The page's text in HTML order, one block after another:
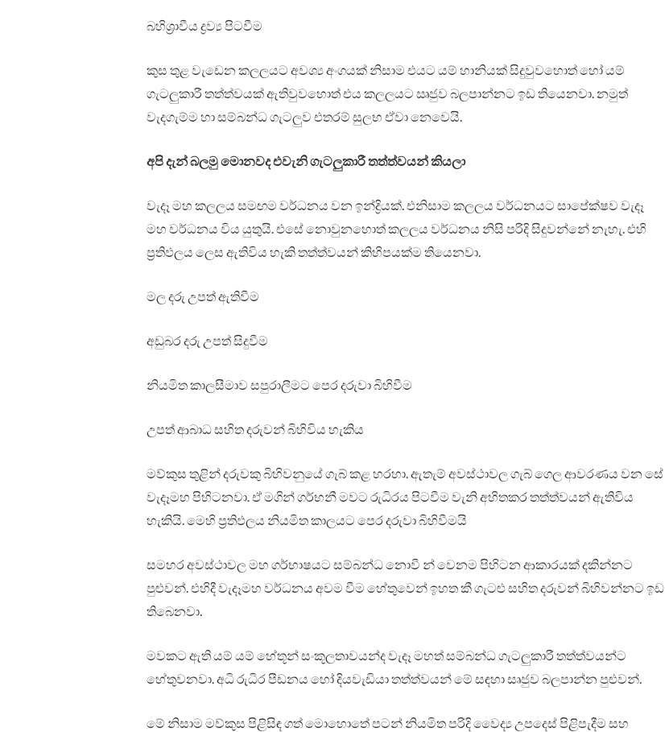
බහිශ්‍රාවීය ද්‍රව්‍ය පිටවීම
කුස තුළ වැඩෙන කලලයට අවශ්‍ය අංගයක් නිසාම එයට යම් හානියක් සිදුවුවහොත් හෝ යම්
ගැටලුකාරී තත්ත්වයක් ඇතිවුවහොත් එය කලලයට ඍජුව බලපාන්නට ඉඩ තියෙනවා. නමුත්
වැදගැම්ම හා සම්බන්ධ ගැටලුව එතරම් සුලභ ඒවා නෙවෙයි.
අපි දැන් බලමු මොනවද එවැනි ගැටලුකාරී තත්ත්වයන් කියලා
වැදෑ මහ කලලය සමඟම වර්ධනය වන ඉන්ද්‍රියක්. එනිසාම කලලය වර්ධනයට සාපේක්ෂව වැදෑ
මහ වර්ධනය විය යුතුයි. එසේ නොවුනහොත් කලලය වර්ධනය නිසි පරිදි සිදුවන්නේ නැහැ. එහි
ප්‍රතිඵලය ලෙස ඇතිවිය හැකි තත්ත්වයන් කිහිපයක්ම තියෙනවා.
මල දරු උපත් ඇතිවීම
අඩුබර දරු උපත් සිදුවීම
නියමිත කාලසීමාව සපුරාලීමට පෙර දරුවා බිහිවීම
උපත් ආබාධ සහිත දරුවන් බිහිවිය හැකිය
මව්කුස තුළින් දරුවකු බිහිවනුයේ ගැබ් කළ හරහා. ඇතැම් අවස්ථාවල ගැබ් ගෙල ආවරණය වන සේ
වැදෑමහ පිහිටනවා. ඒ මගින් ගර්භනී මවට රුධිරය පිටවීම වැනි අහිතකර තත්ත්වයන් ඇතිවිය
හැකියි. මෙහි ප්‍රතිඵලය නියමිත කාලයට පෙර දරුවා බිහිවීමයි
සමහර අවස්ථාවල මහ ගර්භාෂයට සම්බන්ධ නොවී න් වෙනම පිහිටන ආකාරයක් දකින්නට
පුළුවන්. එහිදී වැදෑමහ වර්ධනය අවම වීම හේතුවෙන් ඉහත කී ගැටළු සහිත දරුවන් බිහිවන්නට ඉඩ
තිබෙනවා.
මවකට ඇති යම් යම් හේතූන් සංකූලතාවයන්ද වැදෑ මහත් සම්බන්ධ ගැටලුකාරී තත්ත්වයන්ට
හේතුවනවා. අධි රුධිර පීඩනය හෝ දියවැඩියා තත්ත්වයන් මේ සඳහා සෘජුව බලපාන්න පුළුවන්.
මේ නිසාම මව්කුස පිළිසිඳ ගත් මොහොතේ පටන් නියමිත පරිදි වෛද්‍ය උපදෙස් පිළිපැදීම සහ